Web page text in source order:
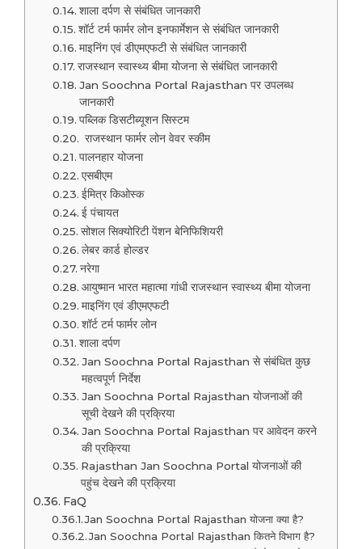
शाला दर्पण से संबंधित जानकारी
शॉर्ट टर्म फार्मर लोन इनफार्मेशन से संबंधित जानकारी
माइनिंग एवं डीएमएफटी से संबंधित जानकारी
राजस्थान स्वास्थ्य बीमा योजना से संबंधित जानकारी
Jan Soochna Portal Rajasthan पर उपलब्ध
जानकारी
पब्लिक डिसटीब्यूशन सिस्टम
राजस्थान फार्मर लोन वेवर स्कीम
पालनहार योजना
एसबीएम
ईमित्र किओस्क
ई पंचायत
सोशल सिक्योरिटी पेंशन बेनिफिशियरी
लेबर कार्ड होल्डर
नरेगा
आयुष्मान भारत महात्मा गांधी राजस्थान स्वास्थ्य बीमा योजना
माइनिंग एवं डीएमएफटी
शॉर्ट टर्म फार्मर लोन
शाला दर्पण
Jan Soochna Portal Rajasthan से संबंधित कुछ
महत्वपूर्ण निर्देश
Jan Soochna Portal Rajasthan योजनाओं की
सूची देखने की प्रक्रिया
Jan Soochna Portal Rajasthan पर आवेदन करने
की प्रक्रिया
Rajasthan Jan Soochna Portal योजनाओं की
पहुंच देखने की प्रक्रिया
FaQ
Jan Soochna Portal Rajasthan योजना क्या है?
Jan Soochna Portal Rajasthan कितने विभाग है?